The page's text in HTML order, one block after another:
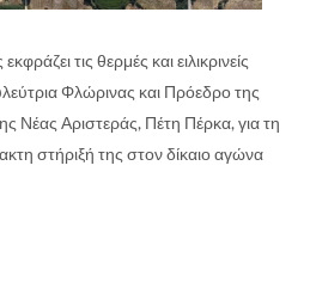
τις θερμές και ειλικρινείς
Φλώρινας και Πρόεδρο της
Νέας Αριστεράς, Πέτη Πέρκα, για τη
στήριξή της στον δίκαιο αγώνα